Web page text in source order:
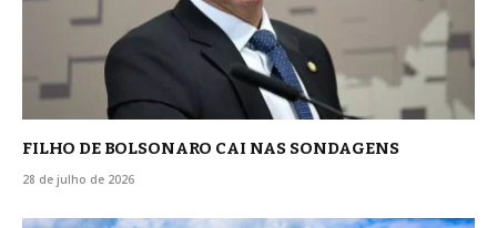
FILHO DE BOLSONARO CAI NAS SONDAGENS
28 de julho de 2026